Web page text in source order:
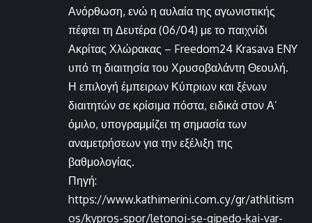
Ανόρθωση, ενώ η αυλαία της αγωνιστικής
πέφτει τη Δευτέρα (06/04) με το παιχνίδι
Ακρίτας Χλώρακας – Freedom24 Krasava ENY
υπό τη διαιτησία του Χρυσοβαλάντη Θεουλή.
Η επιλογή έμπειρων Κύπριων και ξένων
διαιτητών σε κρίσιμα πόστα, ειδικά στον Α’
όμιλο, υπογραμμίζει τη σημασία των
αναμετρήσεων για την εξέλιξη της
βαθμολογίας.
Πηγή:
https://www.kathimerini.com.cy/gr/athlitism
os/kypros-spor/letonoi-se-gipedo-kai-var-